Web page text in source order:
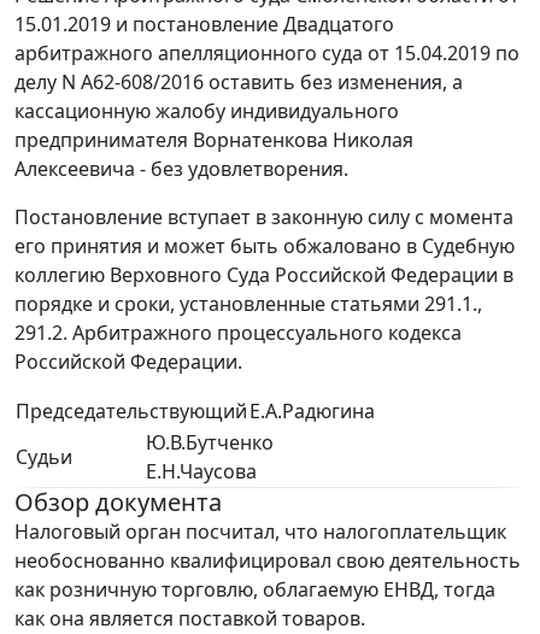
15.01.2019 и постановление Двадцатого
арбитражного апелляционного суда от 15.04.2019 по
делу N А62-608/2016 оставить без изменения, а
кассационную жалобу индивидуального
предпринимателя Ворнатенкова Николая
Алексеевича - без удовлетворения.
Постановление вступает в законную силу с момента
его принятия и может быть обжаловано в Судебную
коллегию Верховного Суда Российской Федерации в
порядке и сроки, установленные статьями 291.1.,
291.2. Арбитражного процессуального кодекса
Российской Федерации.
ПредседательствующийЕ.А.Радюгина
Судьи
Ю.В.Бутченко
Е.Н.Чаусова
Обзор документа
Налоговый орган посчитал, что налогоплательщик
необоснованно квалифицировал свою деятельность
как розничную торговлю, облагаемую ЕНВД, тогда
как она является поставкой товаров.